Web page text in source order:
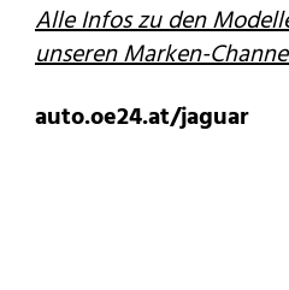
Alle Infos zu den
unseren Marken-
auto.oe24.at/jaguar